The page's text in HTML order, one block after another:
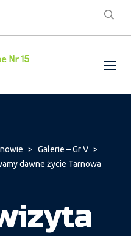
> Galerie – Gr V >
dawne życie Tarnowa